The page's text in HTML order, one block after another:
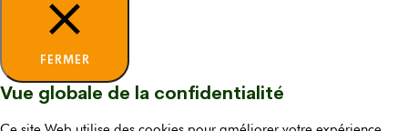
FERMER
Vue globale de la confidentialité